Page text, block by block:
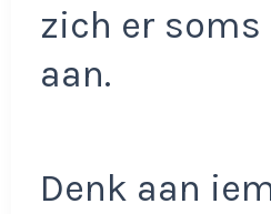
zich er
aan.
Denk aan